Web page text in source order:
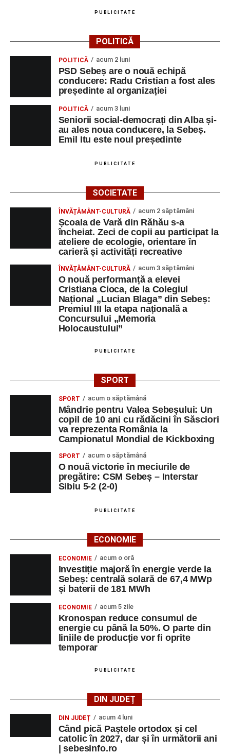
PUBLICITATE
POLITICĂ
POLITICĂ acum 2 luni
PSD Sebeș are o nouă echipă
conducere: Radu Cristian a fost ales
președinte al organizației
POLITICĂ acum 3 luni
Seniorii social-democrați din Alba și-
au ales noua conducere, la Sebeș.
Emil Itu este noul președinte
PUBLICITATE
SOCIETATE
ÎNVĂȚĂMÂNT-CULTURĂ acum 2 săptămâni
Școala de Vară din Răhău s-a
încheiat. Zeci de copii au participat la
ateliere de ecologie, orientare în
carieră și activități recreative
ÎNVĂȚĂMÂNT-CULTURĂ acum 3 săptămâni
O nouă performanță a elevei
Cristiana Cioca, de la Colegiul
Național „Lucian Blaga” din Sebeș:
Premiul III la etapa națională a
Concursului „Memoria
Holocaustului”
PUBLICITATE
SPORT
SPORT acum o săptămână
Mândrie pentru Valea Sebeșului: Un
copil de 10 ani cu rădăcini în Săsciori
va reprezenta România la
Campionatul Mondial de Kickboxing
SPORT acum o săptămână
O nouă victorie în meciurile de
pregătire: CSM Sebeș – Interstar
Sibiu 5-2 (2-0)
PUBLICITATE
ECONOMIE
ECONOMIE acum o oră
Investiție majoră în energie verde la
Sebeș: centrală solară de 67,4 MWp
și baterii de 181 MWh
ECONOMIE acum 5 zile
Kronospan reduce consumul de
energie cu până la 50%. O parte din
liniile de producție vor fi oprite
temporar
PUBLICITATE
DIN JUDEȚ
DIN JUDEȚ acum 4 luni
Când pică Paștele ortodox și cel
catolic în 2027, dar și în următorii ani
| sebesinfo.ro